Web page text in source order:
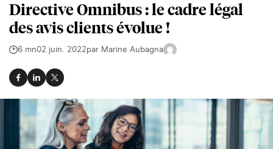
Directive Omnibus : le cadre légal
des avis clients évolue !
6 mn02 juin. 2022par Marine Aubagna
Facebook
LinkedIn
X